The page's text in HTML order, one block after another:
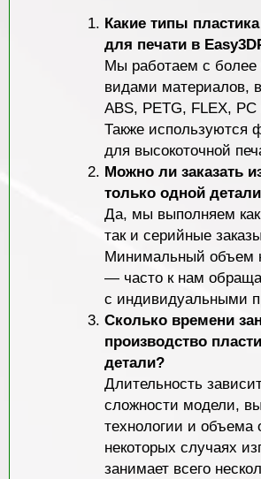
Какие типы
для печати в
Мы работаем с более
видами материалов,
ABS, PETG, FLEX, PC
Также используются
для высокоточной
Можно ли заказать
только одной
Да, мы выполняем
так и серийные
Минимальный объем
— часто к нам
с индивидуальными
Сколько времени
производство
детали?
Длительность
сложности модели,
технологии и объема
некоторых случаях
занимает всего